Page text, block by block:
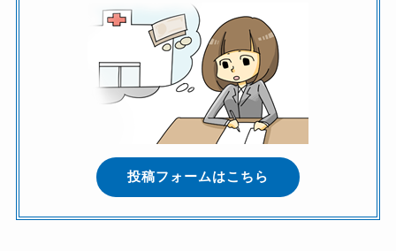
投稿フォームはこちら